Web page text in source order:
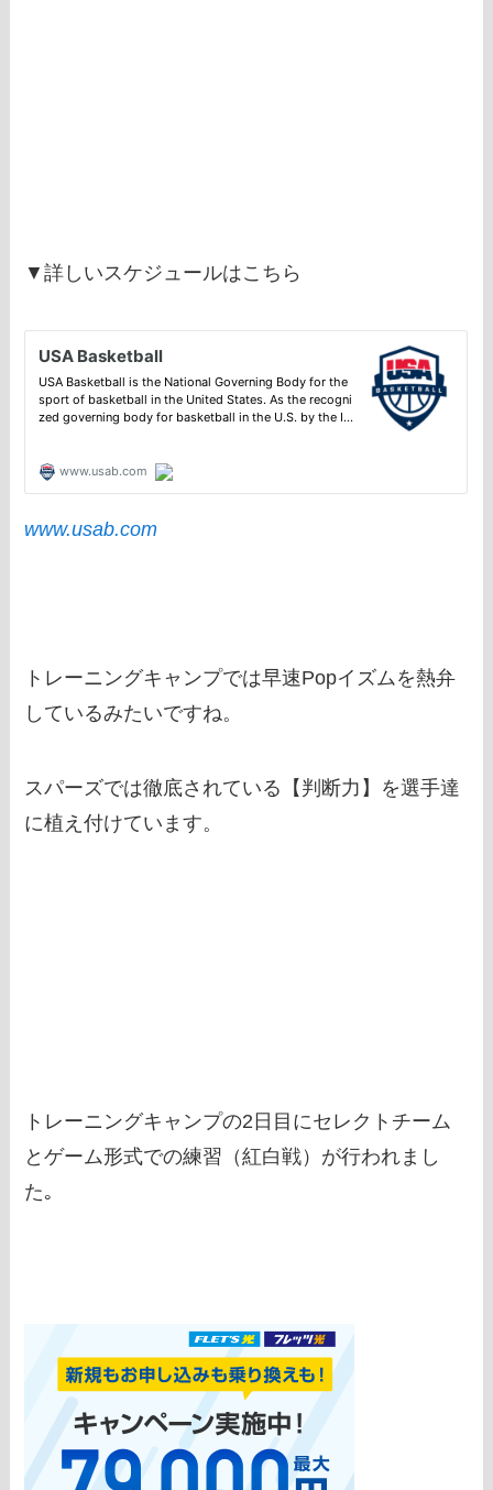
▼詳しいスケジュールはこちら
www.usab.com
トレーニングキャンプでは早速Popイズムを熱弁
しているみたいですね。
スパーズでは徹底されている【判断力】を選手達
に植え付けています。
トレーニングキャンプの2日目にセレクトチーム
とゲーム形式での練習（紅白戦）が行われまし
た｡